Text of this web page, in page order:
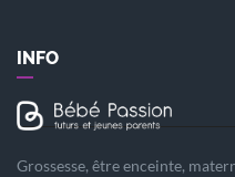
INFO
Grossesse, être enceinte,